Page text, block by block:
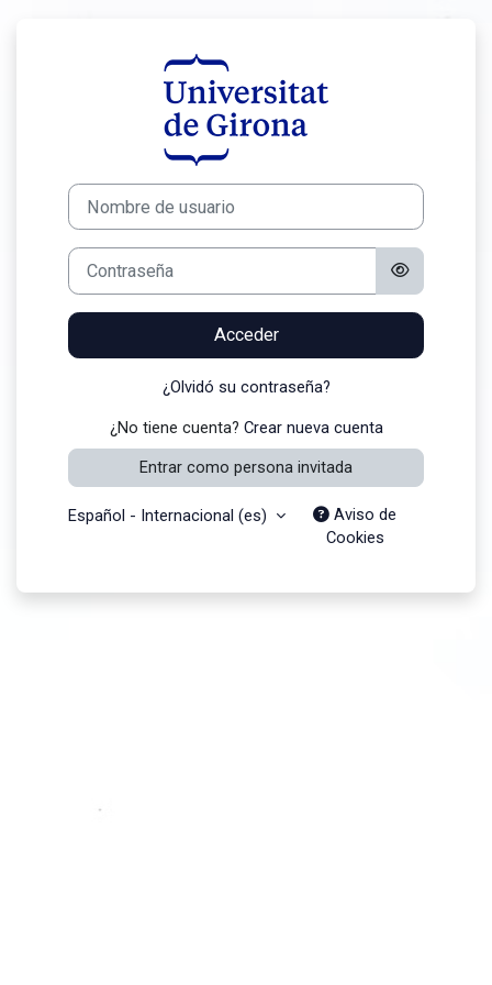
Entrar a
Saltar a creación de una nueva cuenta
Nombre de usuario
Contraseña
Acceder
¿Olvidó su contraseña?
¿No tiene cuenta? Crear nueva cuenta
Entrar como persona invitada
Español - Internacional ‎(es)‎
Aviso de
Cookies